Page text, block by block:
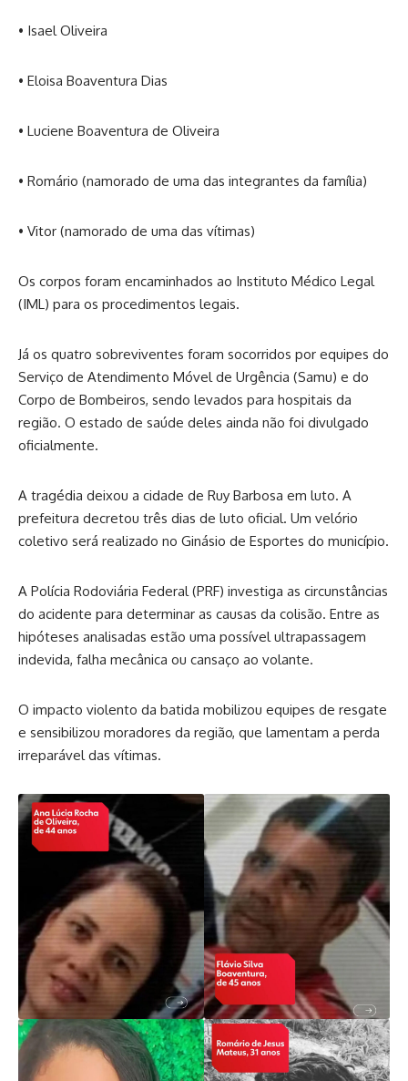
• Isael Oliveira
• Eloisa Boaventura Dias
• Luciene Boaventura de Oliveira
• Romário (namorado de uma das integrantes da família)
• Vitor (namorado de uma das vítimas)
Os corpos foram encaminhados ao Instituto Médico Legal
(IML) para os procedimentos legais.
Já os quatro sobreviventes foram socorridos por equipes do
Serviço de Atendimento Móvel de Urgência (Samu) e do
Corpo de Bombeiros, sendo levados para hospitais da
região. O estado de saúde deles ainda não foi divulgado
oficialmente.
A tragédia deixou a cidade de Ruy Barbosa em luto. A
prefeitura decretou três dias de luto oficial. Um velório
coletivo será realizado no Ginásio de Esportes do município.
A Polícia Rodoviária Federal (PRF) investiga as circunstâncias
do acidente para determinar as causas da colisão. Entre as
hipóteses analisadas estão uma possível ultrapassagem
indevida, falha mecânica ou cansaço ao volante.
O impacto violento da batida mobilizou equipes de resgate
e sensibilizou moradores da região, que lamentam a perda
irreparável das vítimas.